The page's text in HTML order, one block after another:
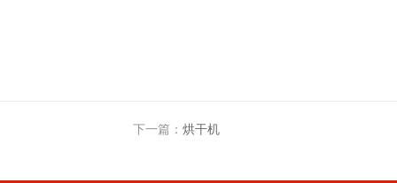
下一篇： 烘干机